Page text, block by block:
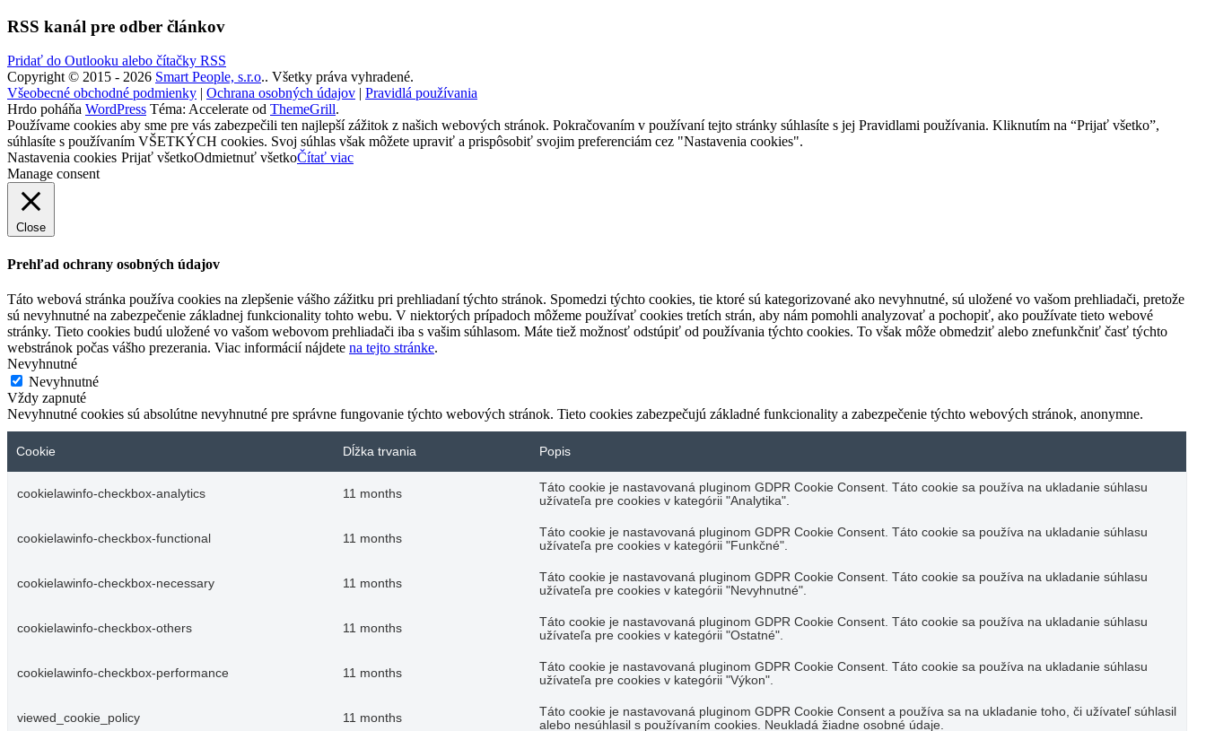
RSS kanál pre odber článkov
Pridať do Outlooku alebo čítačky RSS
Copyright © 2015 - 2026 Smart People, s.r.o.. Všetky práva vyhradené.
Všeobecné obchodné podmienky | Ochrana osobných údajov | Pravidlá používania
Hrdo poháňa WordPress Téma: Accelerate od ThemeGrill.
Používame cookies aby sme pre vás zabezpečili ten najlepší zážitok z našich webových stránok. Pokračovaním v používaní tejto stránky súhlasíte s jej Pravidlami používania. Kliknutím na “Prijať všetko”,
súhlasíte s používaním VŠETKÝCH cookies. Svoj súhlas však môžete upraviť a prispôsobiť svojim preferenciám cez "Nastavenia cookies".
Nastavenia cookies Prijať všetkoOdmietnuť všetkoČítať viac
Manage consent
Close
Prehľad ochrany osobných údajov
Táto webová stránka používa cookies na zlepšenie vášho zážitku pri prehliadaní týchto stránok. Spomedzi týchto cookies, tie ktoré sú kategorizované ako nevyhnutné, sú uložené vo vašom prehliadači, pretože
sú nevyhnutné na zabezpečenie základnej funkcionality tohto webu. V niektorých prípadoch môžeme používať cookies tretích strán, aby nám pomohli analyzovať a pochopiť, ako používate tieto webové
stránky. Tieto cookies budú uložené vo vašom webovom prehliadači iba s vašim súhlasom. Máte tiež možnosť odstúpiť od používania týchto cookies. To však môže obmedziť alebo znefunkčniť časť týchto
webstránok počas vášho prezerania. Viac informácií nájdete na tejto stránke.
Nevyhnutné
Nevyhnutné
Vždy zapnuté
Nevyhnutné cookies sú absolútne nevyhnutné pre správne fungovanie týchto webových stránok. Tieto cookies zabezpečujú základné funkcionality a zabezpečenie týchto webových stránok, anonymne.
Cookie Dĺžka trvania Popis
cookielawinfo-checkbox-analytics 11 months
Táto cookie je nastavovaná pluginom GDPR Cookie Consent. Táto cookie sa používa na ukladanie súhlasu
užívateľa pre cookies v kategórii "Analytika".
cookielawinfo-checkbox-functional 11 months
Táto cookie je nastavovaná pluginom GDPR Cookie Consent. Táto cookie sa používa na ukladanie súhlasu
užívateľa pre cookies v kategórii "Funkčné".
cookielawinfo-checkbox-necessary 11 months
Táto cookie je nastavovaná pluginom GDPR Cookie Consent. Táto cookie sa používa na ukladanie súhlasu
užívateľa pre cookies v kategórii "Nevyhnutné".
cookielawinfo-checkbox-others 11 months
Táto cookie je nastavovaná pluginom GDPR Cookie Consent. Táto cookie sa používa na ukladanie súhlasu
užívateľa pre cookies v kategórii "Ostatné".
cookielawinfo-checkbox-performance 11 months
Táto cookie je nastavovaná pluginom GDPR Cookie Consent. Táto cookie sa používa na ukladanie súhlasu
užívateľa pre cookies v kategórii "Výkon".
viewed_cookie_policy 11 months
Táto cookie je nastavovaná pluginom GDPR Cookie Consent a používa sa na ukladanie toho, či užívateľ súhlasil
alebo nesúhlasil s používaním cookies. Neukladá žiadne osobné údaje.